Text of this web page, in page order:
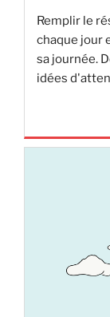
Remplir le
chaque jour
sa journée.
idées